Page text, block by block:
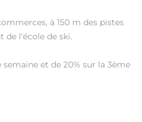
à 150 m des pistes
de l'école de ski.
semaine et de 20% sur la 3ème